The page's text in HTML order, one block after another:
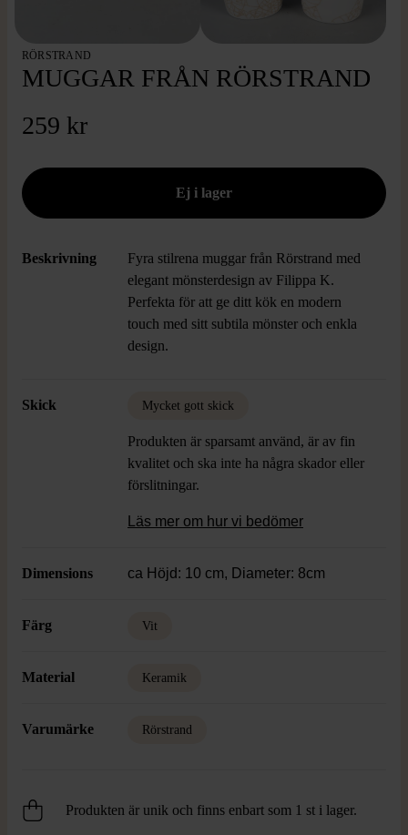
RÖRSTRAND
MUGGAR FRÅN RÖRSTRAND
259 kr
Beskrivning
Fyra stilrena muggar från Rörstrand med
elegant mönsterdesign av Filippa K.
Perfekta för att ge ditt kök en modern
touch med sitt subtila mönster och enkla
design.
Skick Mycket gott skick
Produkten är sparsamt använd, är av fin
kvalitet och ska inte ha några skador eller
förslitningar.
Läs mer om hur vi bedömer
Dimensions ca Höjd: 10 cm, Diameter: 8cm
Färg Vit
Material Keramik
Varumärke Rörstrand
Produkten är unik och finns enbart som 1 st i lager.